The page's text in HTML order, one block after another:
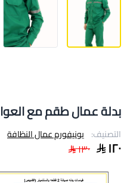
بدلة عمال طقم مع
التصنيف: يونيفورم عمال النظافة
١٢٠ ١٣٠